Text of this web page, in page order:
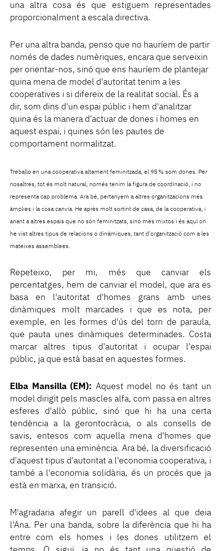
una altra cosa és que estiguem representades
proporcionalment a escala directiva.
Per una altra banda, penso que no hauríem de partir
només de dades numèriques, encara que serveixin
per orientar-nos, sinó que ens hauríem de plantejar
quina mena de model d'autoritat tenim a les
cooperatives i si difereix de la realitat social. És a
dir, som dins d'un espai públic i hem d'analitzar
quina és la manera d'actuar de dones i homes en
aquest espai, i quines són les pautes de
comportament normalitzat.
Treballo en una cooperativa altament feminitzada, el 95 % som dones. Per
nosaltres, tot és molt natural, només tenim la figura de coordinació, i no
representa cap problema. Ara bé, pertanyem a altres organitzacions més
àmplies i la cosa canvia. He après molt sortint de casa, de la cooperativa, i
anant a altres espais que no són feminitzats, sinó més mixtos i és aquí on
he vist altres tipus de relacions o dinàmiques, tant d'organització com a les
mateixes assemblees.
Repeteixo, per mi, més que canviar els
percentatges, hem de canviar el model, que ara es
basa en l'autoritat d'homes grans amb unes
dinàmiques molt marcades i que es nota, per
exemple, en les formes d'ús del torn de paraula,
que pauta unes dinàmiques determinades. Costa
marcar altres tipus d'autoritat i ocupar l'espai
públic, ja que està basat en aquestes formes.
Elba Mansilla (EM): Aquest model no és tant un
model dirigit pels mascles alfa, com passa en altres
esferes d'allò públic, sinó que hi ha una certa
tendència a la gerontocràcia, o als consells de
savis, entesos com aquella mena d'homes que
representen una eminència. Ara bé, la diversificació
d'aquest tipus d'autoritat a l'economia cooperativa, i
també a l'economia solidària, és un procés que ja
està en marxa, en transició.
M'agradaria afegir un parell d'idees al que deia
l'Ana. Per una banda, sobre la diferència que hi ha
entre com els homes i les dones utilitzem el